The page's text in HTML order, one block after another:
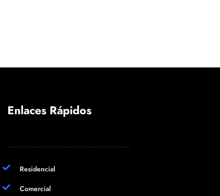
Enlaces Rápidos
Residencial
Comercial